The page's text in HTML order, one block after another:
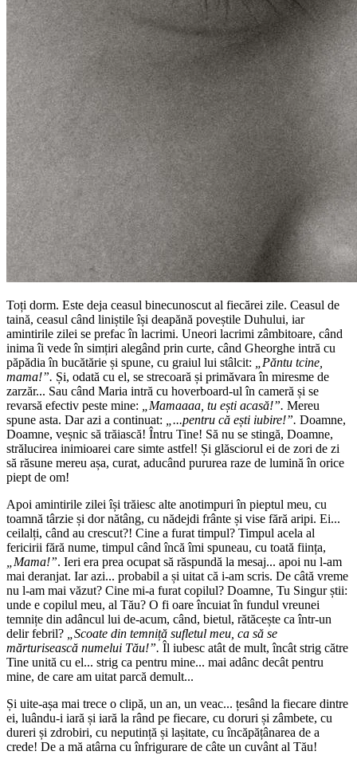
Toți dorm. Este deja ceasul binecunoscut al fiecărei zile. Ceasul de
taină, ceasul când liniștile își deapănă poveștile Duhului, iar
amintirile zilei se prefac în lacrimi. Uneori lacrimi zâmbitoare, când
inima îi vede în simțiri alegând prin curte, când Gheorghe intră cu
păpădia în bucătărie și spune, cu graiul lui stâlcit: „Păntu tcine,
mama!”. Și, odată cu el, se strecoară și primăvara în miresme de
zarzăr... Sau când Maria intră cu hoverboard-ul în cameră și se
revarsă efectiv peste mine: „Mamaaaa, tu ești acasă!”. Mereu
spune asta. Dar azi a continuat: „...pentru că ești iubire!”. Doamne,
Doamne, veșnic să trăiască! Întru Tine! Să nu se stingă, Doamne,
strălucirea inimioarei care simte astfel! Și glăsciorul ei de zori de zi
să răsune mereu așa, curat, aducând pururea raze de lumină în orice
piept de om!
Apoi amintirile zilei își trăiesc alte anotimpuri în pieptul meu, cu
toamnă târzie și dor nătâng, cu nădejdi frânte și vise fără aripi. Ei...
ceilalți, când au crescut?! Cine a furat timpul? Timpul acela al
fericirii fără nume, timpul când încă îmi spuneau, cu toată ființa,
„Mama!”. Ieri era prea ocupat să răspundă la mesaj... apoi nu l-am
mai deranjat. Iar azi... probabil a și uitat că i-am scris. De câtă vreme
nu l-am mai văzut? Cine mi-a furat copilul? Doamne, Tu Singur știi:
unde e copilul meu, al Tău? O fi oare încuiat în fundul vreunei
temnițe din adâncul lui de-acum, când, bietul, rătăcește ca într-un
delir febril? „Scoate din temniță sufletul meu, ca să se
mărturisească numelui Tău!”. Îl iubesc atât de mult, încât strig către
Tine unită cu el... strig ca pentru mine... mai adânc decât pentru
mine, de care am uitat parcă demult...
Și uite-așa mai trece o clipă, un an, un veac... țesând la fiecare dintre
ei, luându-i iară și iară la rând pe fiecare, cu doruri și zâmbete, cu
dureri și zdrobiri, cu neputință și lașitate, cu încăpățânarea de a
crede! De a mă atârna cu înfrigurare de câte un cuvânt al Tău!